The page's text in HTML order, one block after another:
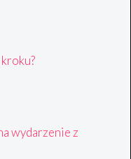
wydarzenie z